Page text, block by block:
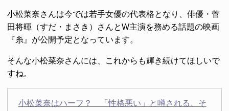
小松菜奈さんは今では若手女優の代表格となり、俳優・菅
田将暉（すだ・まさき）さんとW主演を務める話題の映画
『糸』が公開予定となっています。
そんな小松菜奈さんには、これからも輝き続けてほしいで
すね。
小松菜奈はハーフ？ 「性格悪い」と噂される、そ